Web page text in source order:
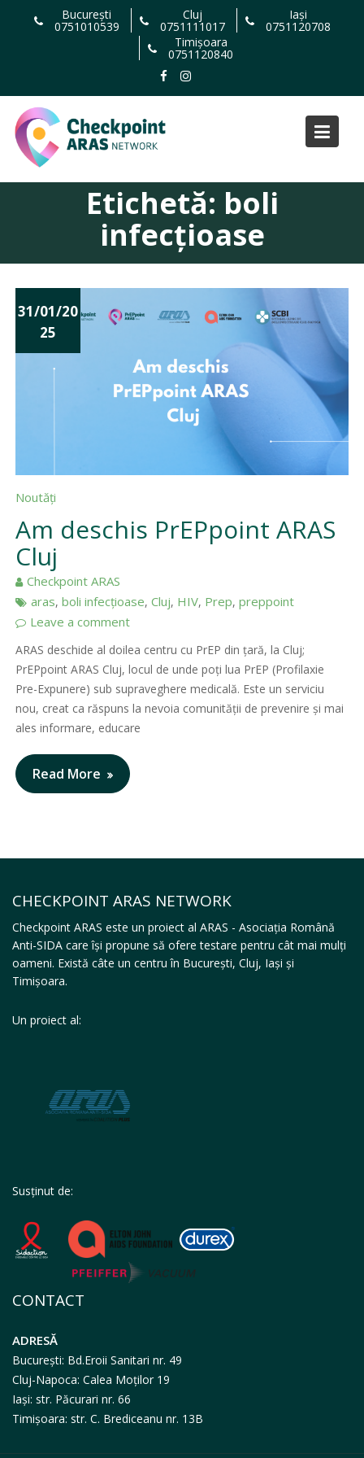
București
0751010539
Cluj
0751111017
Iași
0751120708
Timișoara
0751120840
Etichetă: boli
infecțioase
31/01/20
25
Noutăți
Am deschis PrEPpoint ARAS
Cluj
Checkpoint ARAS
aras,boli infecțioase,Cluj, HIV, Prep,preppoint
Leave a comment
ARAS deschide al doilea centru cu PrEP din țară, la Cluj;
PrEPpoint ARAS Cluj, locul de unde poți lua PrEP (Profilaxie
Pre-Expunere) sub supraveghere medicală. Este un serviciu
nou, creat ca răspuns la nevoia comunității de prevenire și mai
ales informare, educare
Read More
CHECKPOINT ARAS NETWORK
Checkpoint ARAS este un proiect al ARAS - Asociația Română
Anti-SIDA care își propune să ofere testare pentru cât mai mulți
oameni. Există câte un centru în București, Cluj, Iași și
Timișoara.
Un proiect al:
Susținut de:
CONTACT
ADRESĂ
București: Bd.Eroii Sanitari nr. 49
Cluj-Napoca: Calea Moților 19
Iași: str. Păcurari nr. 66
Timișoara: str. C. Brediceanu nr. 13B